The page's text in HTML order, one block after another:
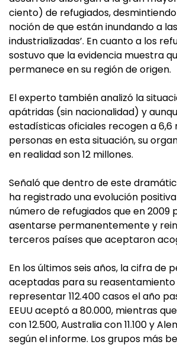
ciento) de refugiados,
noción de que están inundando a
industrializadas’. En cuanto a los
sostuvo que la evidencia muestra
permanece en su región de origen.
El experto también analizó la
apátridas (sin nacionalidad) y
estadísticas oficiales recogen a 6,6
personas en esta situación, su
en realidad son 12 millones.
Señaló que dentro de este
ha registrado una evolución
número de refugiados que en 2009
asentarse permanentemente y
terceros países que aceptaron
En los últimos seis años, la cifra de
aceptadas para su
representar 112.400 casos el año
EEUU aceptó a 80.000, mientras
con 12.500, Australia con 11.100 y
según el informe. Los grupos más